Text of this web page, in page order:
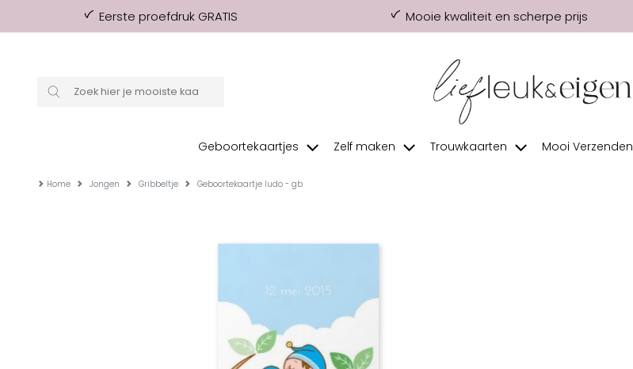
Eerste proefdruk GRATIS Mooie kwaliteit en scherpe prijs
Geboortekaartjes Zelf maken Trouwkaarten Mooi Verzenden
Home Jongen Gribbeltje Geboortekaartje ludo - gb